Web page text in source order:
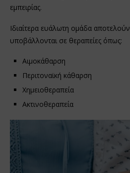
εμπειρίας.
Ιδιαίτερα ευάλωτη ομάδα
υποβάλλονται σε θεραπείες όπως:
Αιμοκάθαρση
Περιτοναϊκή κάθαρση
Χημειοθεραπεία
Ακτινοθεραπεία